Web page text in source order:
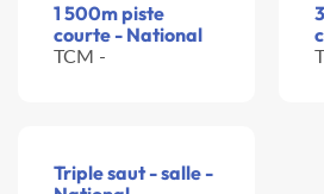
1 500m piste
courte - National
TCM -
Triple saut - salle -